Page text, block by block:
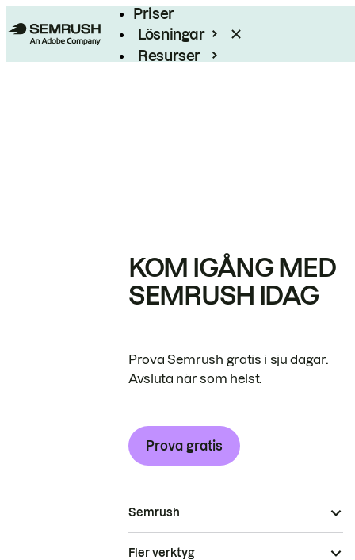
Priser
Lösningar
Resurser
KOM IGÅNG MED
SEMRUSH IDAG
Prova Semrush gratis i sju dagar.
Avsluta när som helst.
Prova gratis
Semrush
Fler verktyg